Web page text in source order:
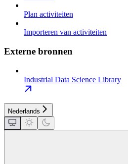
Plan activiteiten
Importeren van activiteiten
Externe bronnen
Industrial Data Science Library
Nederlands